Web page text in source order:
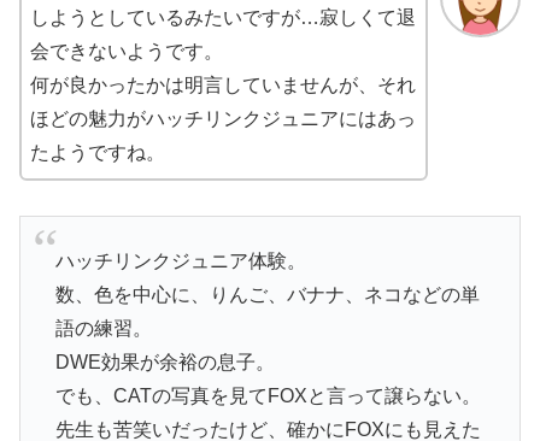
しようとしているみたいですが…寂しくて退
会できないようです。
何が良かったかは明言していませんが、それ
ほどの魅力がハッチリンクジュニアにはあっ
たようですね。
ハッチリンクジュニア体験。
数、色を中心に、りんご、バナナ、ネコなどの単
語の練習。
DWE効果が余裕の息子。
でも、CATの写真を見てFOXと言って譲らない。
先生も苦笑いだったけど、確かにFOXにも見えた